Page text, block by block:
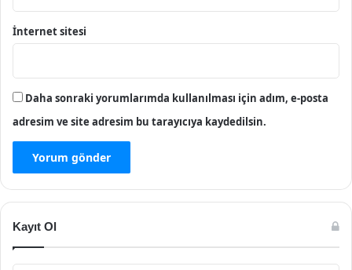
İnternet sitesi
Daha sonraki yorumlarımda kullanılması için adım, e-posta
adresim ve site adresim bu tarayıcıya kaydedilsin.
Kayıt Ol